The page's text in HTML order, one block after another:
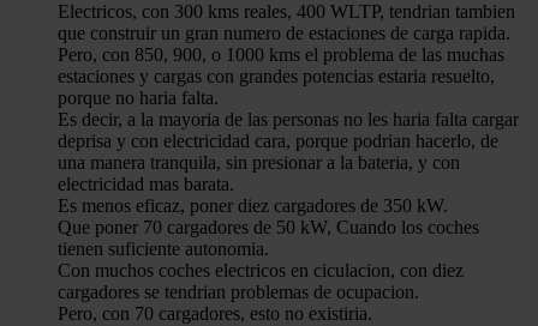
Electricos, con 300 kms reales, 400 WLTP, tendrian tambien
que construir un gran numero de estaciones de carga rapida.
Pero, con 850, 900, o 1000 kms el problema de las muchas
estaciones y cargas con grandes potencias estaria resuelto,
porque no haria falta.
Es decir, a la mayoria de las personas no les haria falta cargar
deprisa y con electricidad cara, porque podrian hacerlo, de
una manera tranquila, sin presionar a la bateria, y con
electricidad mas barata.
Es menos eficaz, poner diez cargadores de 350 kW.
Que poner 70 cargadores de 50 kW, Cuando los coches
tienen suficiente autonomia.
Con muchos coches electricos en ciculacion, con diez
cargadores se tendrian problemas de ocupacion.
Pero, con 70 cargadores, esto no existiria.